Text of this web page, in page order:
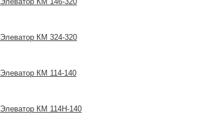
Элеватор КМ 324-320
Элеватор КМ 114-140
Элеватор КМ 114Н-140